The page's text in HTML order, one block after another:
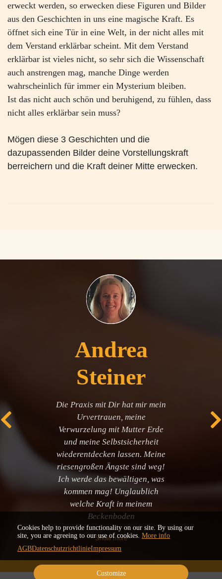
erweckt werden, so erwecken diese Figuren und Bilder
aus den Geschichten in uns eine magische Kraft. Es
öffnet sich eine Tür in eine Welt, in der nicht alles mit
dem Verstand erklärbar scheint. Mit dem Verstand
erklärbar ist vieles nicht, so sehr sich die Wissenschaft
auch anstrengen mag, manche Dinge werden
wahrscheinlich für immer ein Mysterium bleiben.
Ist das nicht auch schön und beruhigend, zu fühlen, dass
nicht alles erklärbar sein muss?
Mögen diese 3 Geschichten und die
dazupassenden Bilder deine Vorstellungskraft
berreichern und die Kraft deiner Mitte erwecken.
Andrea
Steiner
Die Praxis mit Dir hat mir mein
Urvertrauen, meine
Verwurzelung mit Mutter Erde
und meine Selbstsicherheit
wiederentdecken lassen. Meine
riesengroßen Ängste sind weg!
Ich werde das bewältigen, was
kommen mag! Unglaublich
welche Kraft in meinem
Beckenboden
Show more
Cookies help to provide functionality on our site. By using our
site, you are agreeing to our use of cookies. More info
AGBDatenschutzrichtlinieImpressum
Customize